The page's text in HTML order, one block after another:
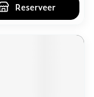
Reserveer